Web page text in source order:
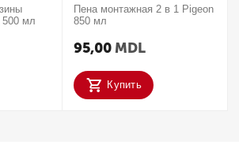
500 мл
Пена монтажная 2 в 1 Pigeon
850 мл
95,00 MDL
Купить